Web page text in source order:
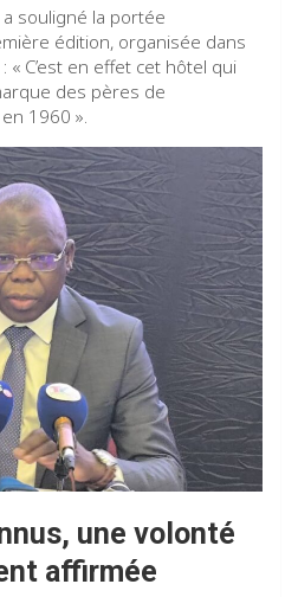
souligné la portée
édition, organisée dans
« C’est en effet cet hôtel qui
des pères de
1960 ».
une volonté
affirmée